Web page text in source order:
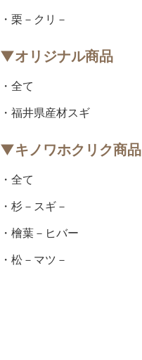
・栗－クリ－
▼オリジナル商品
・全て
・福井県産材スギ
▼キノワホクリク商品
・全て
・杉－スギ－
・檜葉－ヒバー
・松－マツ－